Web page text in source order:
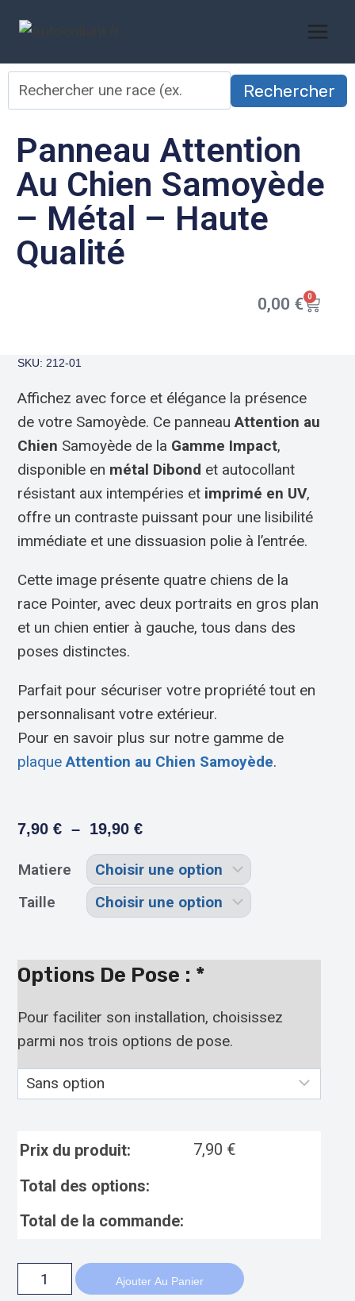
Rechercher
Panneau Attention
Au Chien Samoyède
– Métal – Haute
Qualité
0,00 € 0
SKU: 212-01
Affichez avec force et élégance la présence
de votre Samoyède. Ce panneauAttention au
Chien Samoyède de la Gamme Impact,
disponible en métal Dibond et autocollant
résistant aux intempéries et imprimé en UV,
offre un contraste puissant pour une lisibilité
immédiate et une dissuasion polie à l’entrée.
Cette image présente quatre chiens de la
race Pointer, avec deux portraits en gros plan
et un chien entier à gauche, tous dans des
poses distinctes.
Parfait pour sécuriser votre propriété tout en
personnalisant votre extérieur.
Pour en savoir plus sur notre gamme de
plaqueAttention au Chien Samoyède.
7,90€ – 19,90€
Matiere
Taille
Options De Pose : *
Pour faciliter son installation, choisissez
parmi nos trois options de pose.
Prix du produit: 7,90 €
Total des options:
Total de la commande:
Ajouter Au Panier